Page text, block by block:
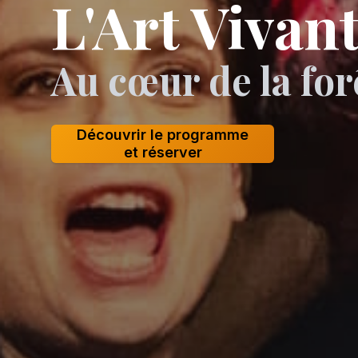
L'Art
Au cœur de la
Découvrir le programme
et réserver